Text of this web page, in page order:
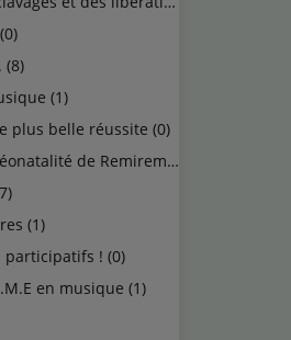
(8)
(1)
plus belle réussite (0)
de Remiremont (0)
(1)
participatifs ! (0)
en musique (1)